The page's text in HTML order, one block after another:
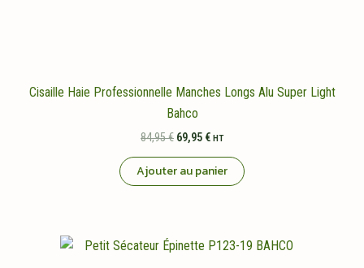
Cisaille Haie Professionnelle Manches Longs Alu Super Light
Bahco
84,95€ Le
initial
était :
69,95 €Le
actuel
HT
Ajouter au panier